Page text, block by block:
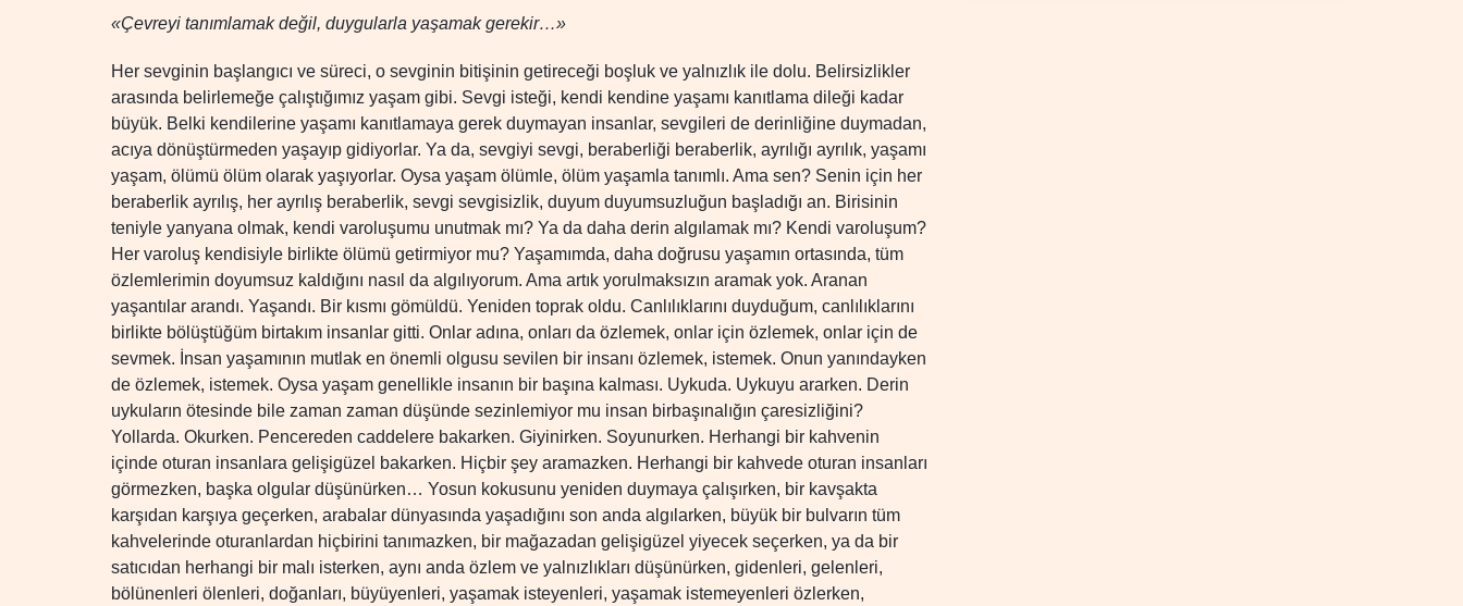
«Çevreyi tanımlamak değil, duygularla yaşamak gerekir…»
Her sevginin başlangıcı ve süreci, o sevginin bitişinin getireceği boşluk ve yalnızlık ile dolu. Belirsizlikler
arasında belirlemeğe çalıştığımız yaşam gibi. Sevgi isteği, kendi kendine yaşamı kanıtlama dileği kadar
büyük. Belki kendilerine yaşamı kanıtlamaya gerek duymayan insanlar, sevgileri de derinliğine duymadan,
acıya dönüştürmeden yaşayıp gidiyorlar. Ya da, sevgiyi sevgi, beraberliği beraberlik, ayrılığı ayrılık, yaşamı
yaşam, ölümü ölüm olarak yaşıyorlar. Oysa yaşam ölümle, ölüm yaşamla tanımlı. Ama sen? Senin için her
beraberlik ayrılış, her ayrılış beraberlik, sevgi sevgisizlik, duyum duyumsuzluğun başladığı an. Birisinin
teniyle yanyana olmak, kendi varoluşumu unutmak mı? Ya da daha derin algılamak mı? Kendi varoluşum?
Her varoluş kendisiyle birlikte ölümü getirmiyor mu? Yaşamımda, daha doğrusu yaşamın ortasında, tüm
özlemlerimin doyumsuz kaldığını nasıl da algılıyorum. Ama artık yorulmaksızın aramak yok. Aranan
yaşantılar arandı. Yaşandı. Bir kısmı gömüldü. Yeniden toprak oldu. Canlılıklarını duyduğum, canlılıklarını
birlikte bölüştüğüm birtakım insanlar gitti. Onlar adına, onları da özlemek, onlar için özlemek, onlar için de
sevmek. İnsan yaşamının mutlak en önemli olgusu sevilen bir insanı özlemek, istemek. Onun yanındayken
de özlemek, istemek. Oysa yaşam genellikle insanın bir başına kalması. Uykuda. Uykuyu ararken. Derin
uykuların ötesinde bile zaman zaman düşünde sezinlemiyor mu insan birbaşınalığın çaresizliğini?
Yollarda. Okurken. Pencereden caddelere bakarken. Giyinirken. Soyunurken. Herhangi bir kahvenin
içinde oturan insanlara gelişigüzel bakarken. Hiçbir şey aramazken. Herhangi bir kahvede oturan insanları
görmezken, başka olgular düşünürken… Yosun kokusunu yeniden duymaya çalışırken, bir kavşakta
karşıdan karşıya geçerken, arabalar dünyasında yaşadığını son anda algılarken, büyük bir bulvarın tüm
kahvelerinde oturanlardan hiçbirini tanımazken, bir mağazadan gelişigüzel yiyecek seçerken, ya da bir
satıcıdan herhangi bir malı isterken, aynı anda özlem ve yalnızlıkları düşünürken, gidenleri, gelenleri,
bölünenleri ölenleri, doğanları, büyüyenleri, yaşamak isteyenleri, yaşamak istemeyenleri özlerken,